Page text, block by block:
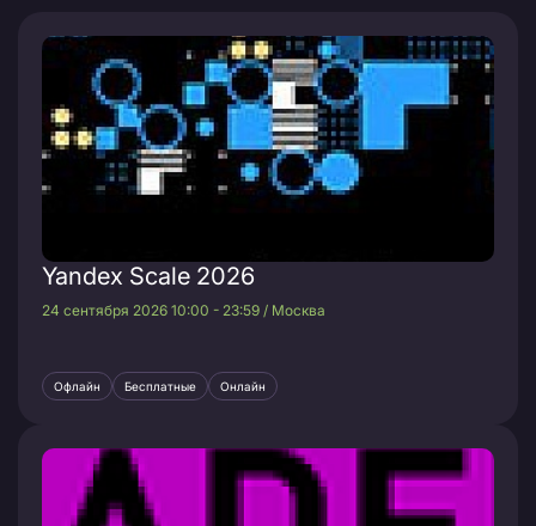
Yandex Scale 2026
24 сентября 2026 10:00 - 23:59 / Москва
Офлайн Бесплатные Онлайн